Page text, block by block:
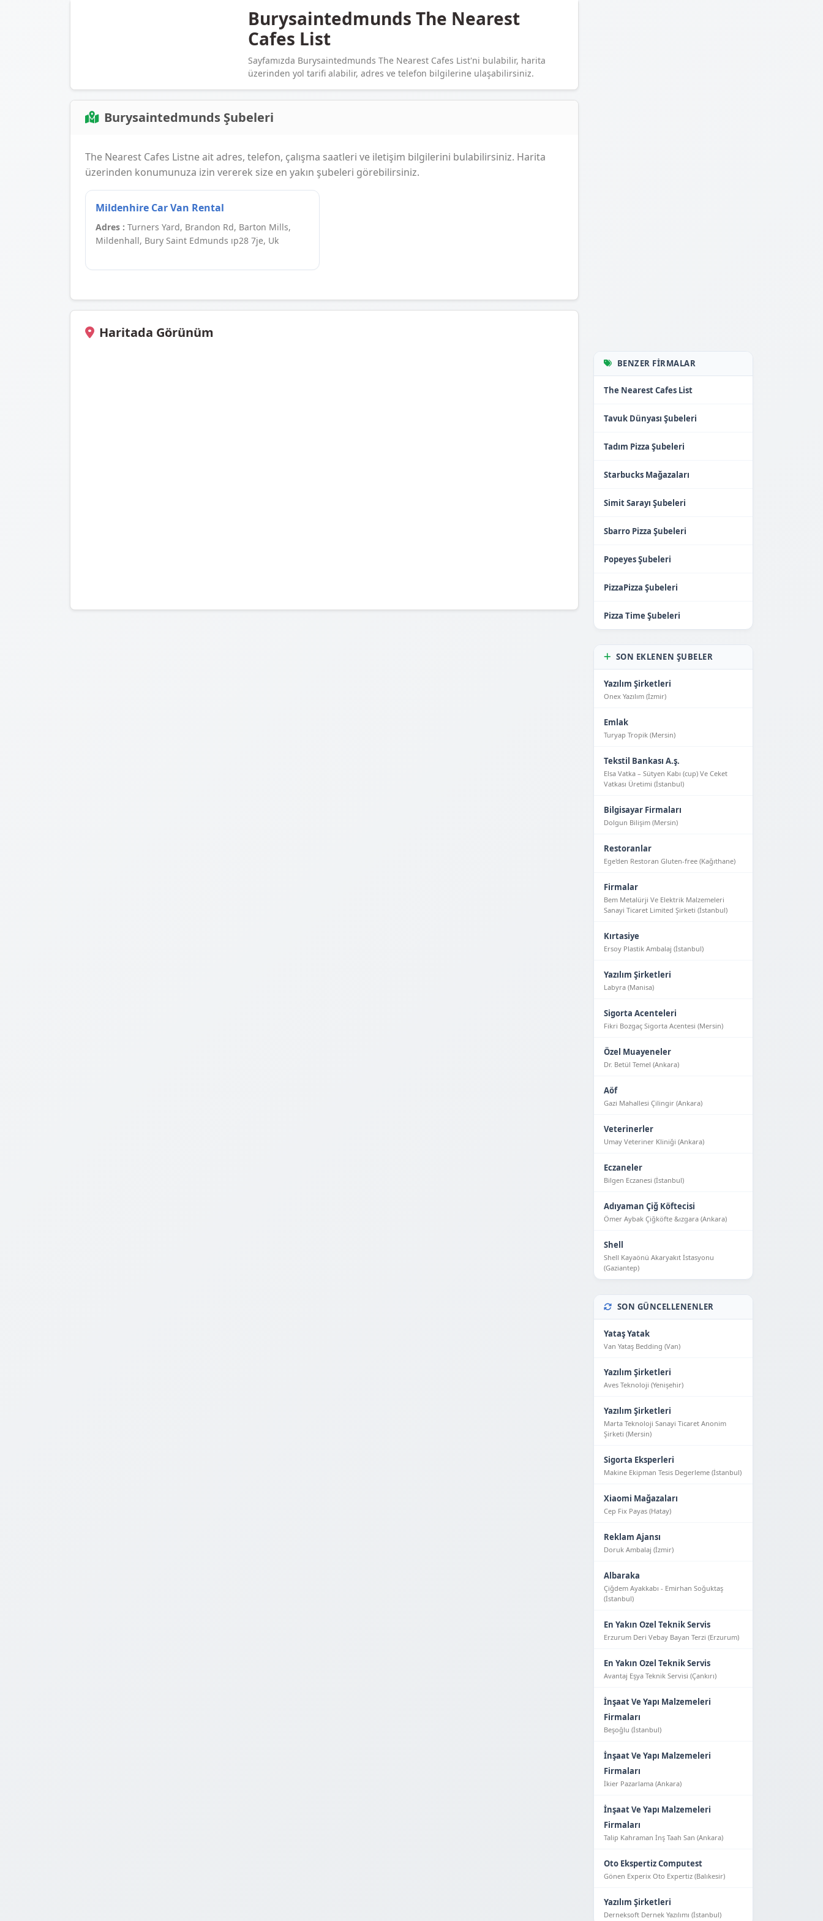
Burysaintedmunds The Nearest
Cafes List
Sayfamızda Burysaintedmunds The Nearest Cafes List'ni bulabilir, harita
üzerinden yol tarifi alabilir, adres ve telefon bilgilerine ulaşabilirsiniz.
Burysaintedmunds Şubeleri
The Nearest Cafes Listne ait adres, telefon, çalışma saatleri ve iletişim bilgilerini bulabilirsiniz. Harita
üzerinden konumunuza izin vererek size en yakın şubeleri görebilirsiniz.
Mildenhire Car Van Rental
Adres : Turners Yard, Brandon Rd, Barton Mills,
Mildenhall, Bury Saint Edmunds ıp28 7je, Uk
Haritada Görünüm
BENZER FIRMALAR
The Nearest Cafes List
Tavuk Dünyası Şubeleri
Tadım Pizza Şubeleri
Starbucks Mağazaları
Simit Sarayı Şubeleri
Sbarro Pizza Şubeleri
Popeyes Şubeleri
PizzaPizza Şubeleri
Pizza Time Şubeleri
SON EKLENEN ŞUBELER
Yazılım Şirketleri
Onex Yazılım (İzmir)
Emlak
Turyap Tropik (Mersin)
Tekstil Bankası A.ş.
Elsa Vatka – Sütyen Kabı (cup) Ve Ceket
Vatkası Üretimi (İstanbul)
Bilgisayar Firmaları
Dolgun Bilişim (Mersin)
Restoranlar
Ege'den Restoran Gluten-free (Kağıthane)
Firmalar
Bem Metalürji Ve Elektrik Malzemeleri
Sanayi Ticaret Limited Şirketi (İstanbul)
Kırtasiye
Ersoy Plastik Ambalaj (İstanbul)
Yazılım Şirketleri
Labyra (Manisa)
Sigorta Acenteleri
Fikri Bozgaç Sigorta Acentesi (Mersin)
Özel Muayeneler
Dr. Betül Temel (Ankara)
Aöf
Gazi Mahallesi Çilingir (Ankara)
Veterinerler
Umay Veteriner Kliniği (Ankara)
Eczaneler
Bilgen Eczanesi (İstanbul)
Adıyaman Çiğ Köftecisi
Ömer Aybak Çiğköfte &ızgara (Ankara)
Shell
Shell Kayaönü Akaryakıt İstasyonu
(Gaziantep)
SON GÜNCELLENENLER
Yataş Yatak
Van Yataş Bedding (Van)
Yazılım Şirketleri
Aves Teknoloji (Yeni̇şehi̇r)
Yazılım Şirketleri
Marta Teknoloji Sanayi Ticaret Anonim
Şirketi (Mersin)
Sigorta Eksperleri
Makine Ekipman Tesis Degerleme (İstanbul)
Xiaomi Mağazaları
Cep Fix Payas (Hatay)
Reklam Ajansı
Doruk Ambalaj (İzmir)
Albaraka
Çiğdem Ayakkabı - Emirhan Soğuktaş
(İstanbul)
En Yakın Ozel Teknik Servis
Erzurum Deri Vebay Bayan Terzi (Erzurum)
En Yakın Ozel Teknik Servis
Avantaj Eşya Tekni̇k Servi̇si̇ (Çankırı)
İnşaat Ve Yapı Malzemeleri
Firmaları
Beşoğlu (İstanbul)
İnşaat Ve Yapı Malzemeleri
Firmaları
İkier Pazarlama (Ankara)
İnşaat Ve Yapı Malzemeleri
Firmaları
Talip Kahraman İnş Taah San (Ankara)
Oto Ekspertiz Computest
Gönen Experix Oto Expertiz (Balıkesir)
Yazılım Şirketleri
Derneksoft Dernek Yazılımı (İstanbul)